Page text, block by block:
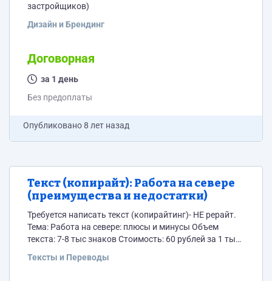
застройщиков)
Дизайн и Брендинг
Договорная
за 1 день
Без предоплаты
Опубликовано8 лет назад
Текст (копирайт): Работа на севере
(преимущества и недостатки)
Требуется написать текст (копирайтинг)- НЕ рерайт.
Тема: Работа на севере: плюсы и минусы Объем
текста: 7-8 тыс знаков Стоимость: 60 рублей за 1 тыс
Тексты и Переводы